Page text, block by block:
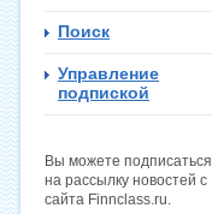
Поиск
Управление
подпиской
Вы можете подписаться
на рассылку новостей с
сайта Finnclass.ru.